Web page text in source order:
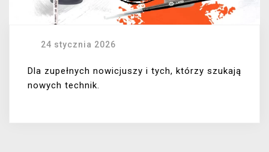
24 stycznia 2026
Dla zupełnych nowicjuszy i tych, którzy szukają
nowych technik.